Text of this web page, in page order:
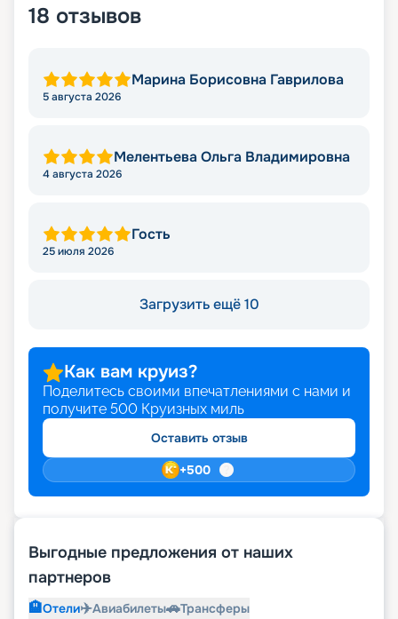
18 отзывов
Марина Борисовна Гаврилова
5 августа 2026
Мелентьева Ольга Владимировна
4 августа 2026
Гость
25 июля 2026
Загрузить ещё 10
Как вам круиз?
Поделитесь своими впечатлениями с нами и
получите 500 Круизных миль
Оставить отзыв
+500
Выгодные предложения от наших
партнеров
🏨Отели✈️Авиабилеты🚗Трансферы